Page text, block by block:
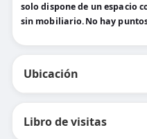
solo dispone de un espacio
sin mobiliario.No hay
Ubicación
Libro de visitas